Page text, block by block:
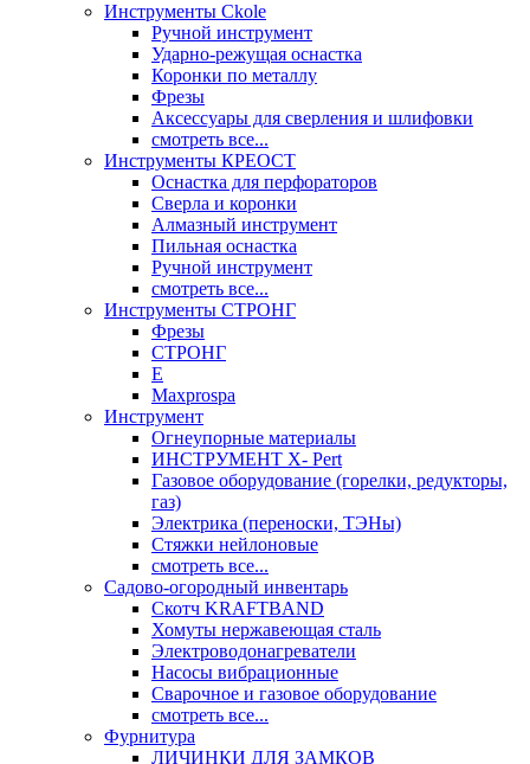
Инструменты Ckole
Ручной инструмент
Ударно‑режущая оснастка
Коронки по металлу
Фрезы
Аксессуары для сверления и шлифовки
смотреть все...
Инструменты КРЕОСТ
Оснастка для перфораторов
Сверла и коронки
Алмазный инструмент
Пильная оснастка
Ручной инструмент
смотреть все...
Инструменты СТРОНГ
Фрезы
СТРОНГ
Е
Maxprospa
Инструмент
Огнеупорные материалы
ИНСТРУМЕНТ X- Pert
Газовое оборудование (горелки, редукторы,
газ)
Электрика (переноски, ТЭНы)
Стяжки нейлоновые
смотреть все...
Садово-огородный инвентарь
Скотч KRAFTBAND
Хомуты нержавеющая сталь
Электроводонагреватели
Насосы вибрационные
Сварочное и газовое оборудование
смотреть все...
Фурнитура
ЛИЧИНКИ ДЛЯ ЗАМКОВ